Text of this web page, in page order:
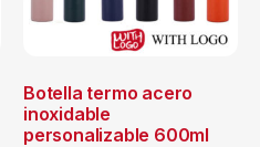
Botella termo acero
inoxidable
personalizable 600ml